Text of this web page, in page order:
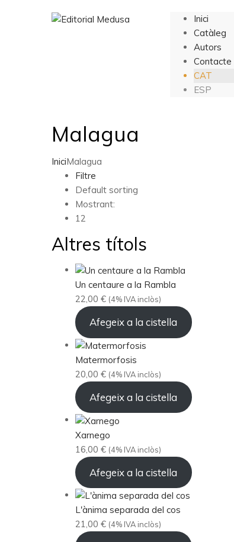
Inici
Catàleg
Autors
Contacte
CAT
ESP
Malagua
IniciMalagua
Filtre
Default sorting
Mostrant:
12
Altres títols
Un centaure a la Rambla
22,00 € (4% IVA inclòs)
Afegeix a la cistella
Matermorfosis
20,00 € (4% IVA inclòs)
Afegeix a la cistella
Xarnego
16,00 € (4% IVA inclòs)
Afegeix a la cistella
L'ànima separada del cos
21,00 € (4% IVA inclòs)